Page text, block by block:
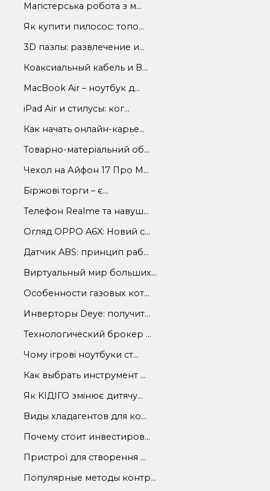
Магістерська робота з м...
Як купити пилосос: топо...
3D пазлы: развлечение и...
Коаксиальный кабель и В...
MacBook Air – ноутбук д...
iРad Аir и стилусы: ког...
Как начать онлайн-карье...
Товарно-матеріальний об...
Чехол на Айфон 17 Про М...
Біржові торги – є...
Телефон Realme та навуш...
Огляд OPPO A6X: Новий с...
Датчик ABS: принцип раб...
Виртуальный мир больших...
Особенности газовых кот...
Инверторы Deye: получит...
Технологический брокер ...
Чому ігрові ноутбуки ст...
Как выбрать инструмент ...
Як КІДІГО змінює дитячу...
Виды хладагентов для ко...
Почему стоит инвестиров...
Пристрої для створення ...
Популярные методы контр...